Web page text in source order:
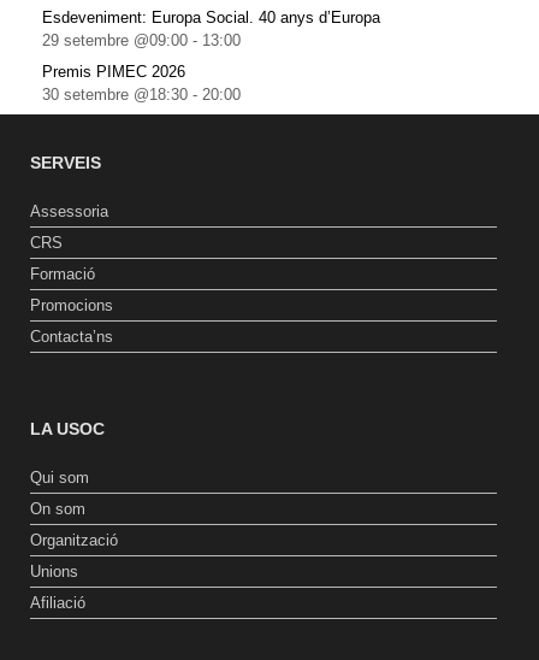
Esdeveniment: Europa Social. 40 anys d’Europa
29 setembre @09:00 - 13:00
Premis PIMEC 2026
30 setembre @18:30 - 20:00
SERVEIS
Assessoria
CRS
Formació
Promocions
Contacta’ns
LA USOC
Qui som
On som
Organització
Unions
Afiliació